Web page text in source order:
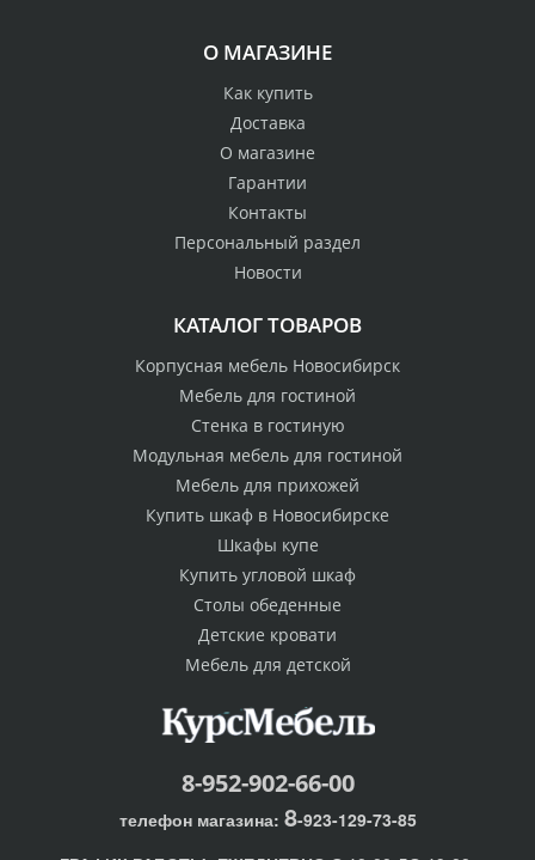
О МАГАЗИНЕ
Как купить
Доставка
О магазине
Гарантии
Контакты
Персональный раздел
Новости
КАТАЛОГ ТОВАРОВ
Корпусная мебель Новосибирск
Мебель для гостиной
Стенка в гостиную
Модульная мебель для гостиной
Мебель для прихожей
Купить шкаф в Новосибирске
Шкафы купе
Купить угловой шкаф
Столы обеденные
Детские кровати
Мебель для детской
8-952-902-66-00
телефон магазина: 8-923-129-73-85